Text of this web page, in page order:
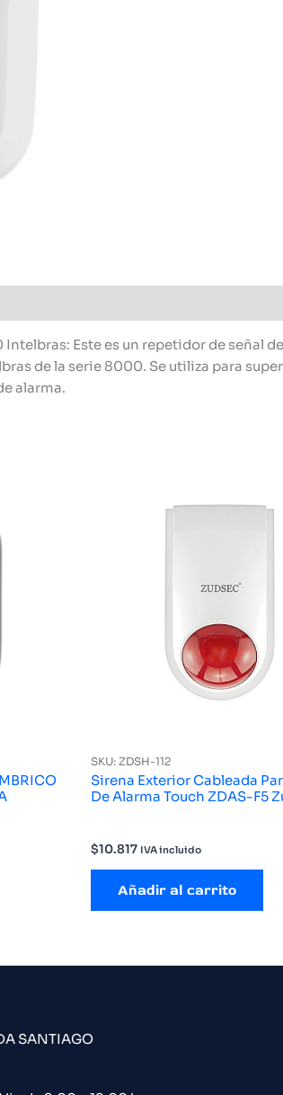
Este es un repetidor de señal
de la serie 8000. Se utiliza para
alarma.
SKU: ZDSH-112
Sirena Exterior Cableada
De Alarma Touch ZDAS-F5
$10.817 IVA incluido
Añadir al carrito
SANTIAGO